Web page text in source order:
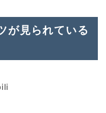
が見られている